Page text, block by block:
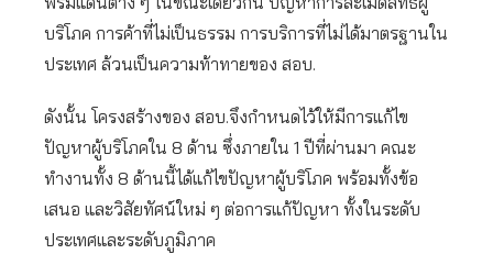
บริโภค การค้าที่ไม่เป็นธรรม การบริการที่ไม่ได้มาตรฐานใน
ประเทศ ล้วนเป็นความท้าทายของ สอบ.
ดังนั้น โครงสร้างของ สอบ.จึงกำหนดไว้ให้มีการแก้ไข
ปัญหาผู้บริโภคใน 8 ด้าน ซึ่งภายใน 1 ปีที่ผ่านมา คณะ
ทำงานทั้ง 8 ด้านนี้ได้แก้ไขปัญหาผู้บริโภค พร้อมทั้งข้อ
เสนอ และวิสัยทัศน์ใหม่ ๆ ต่อการแก้ปัญหา ทั้งในระดับ
ประเทศและระดับภูมิภาค